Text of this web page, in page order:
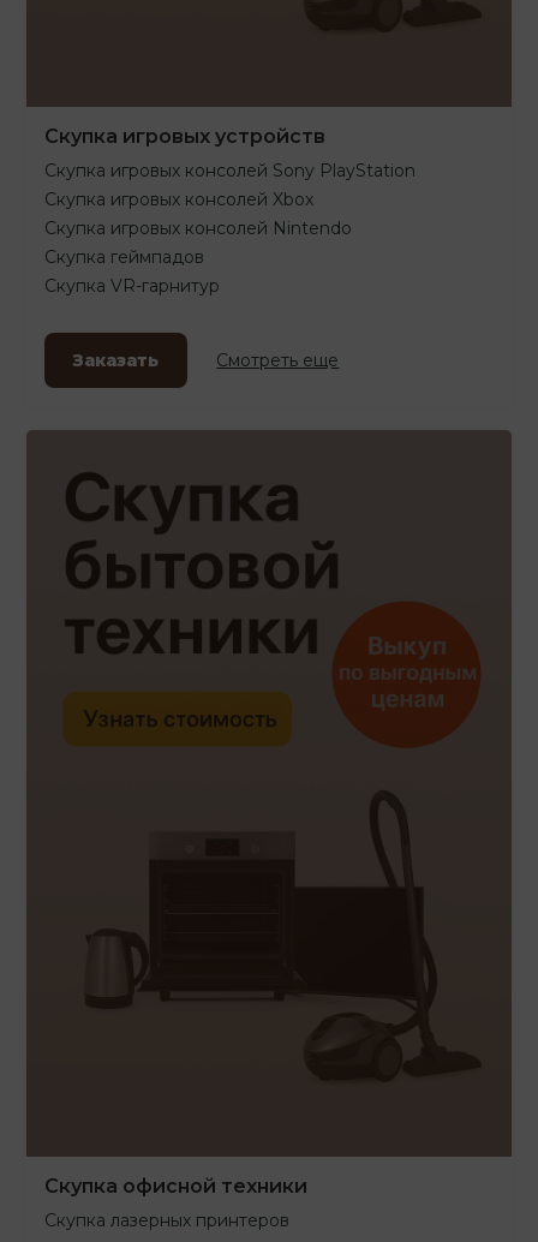
Скупка игровых устройств
Скупка игровых консолей Sony PlayStation
Скупка игровых консолей Xbox
Скупка игровых консолей Nintendo
Скупка геймпадов
Скупка VR-гарнитур
Заказать Смотреть еще
Скупка офисной техники
Скупка лазерных принтеров